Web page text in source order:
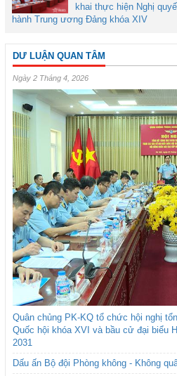
khai thực hiện Nghị
hành Trung ương Đảng khóa XIV
DƯ LUẬN QUAN TÂM
Ngày 2 Tháng 4, 2026
Quân chủng PK-KQ tổ chức hội nghị
Quốc hội khóa XVI và bầu cử đại biểu
2031
Dấu ấn Bộ đội Phòng không - Không